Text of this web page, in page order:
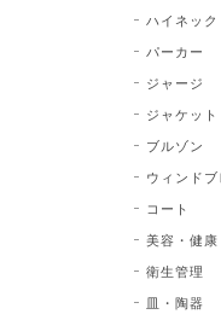
ハイネック
パーカー
ジャージ
ジャケット
ブルゾン
ウィンドブ
コート
美容・健康
衛生管理
皿・陶器